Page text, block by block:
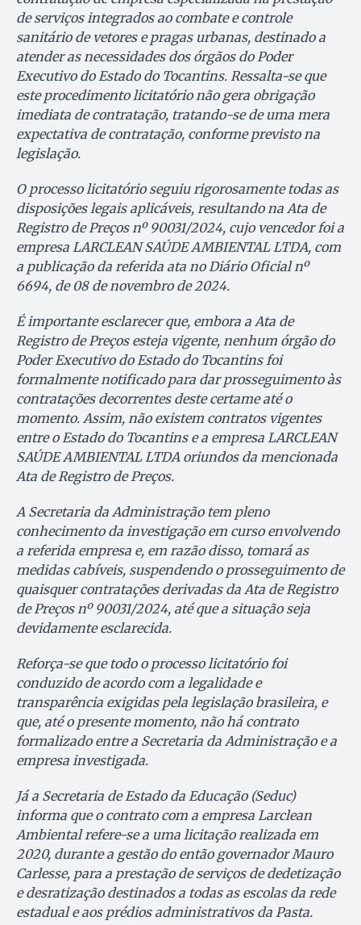
de serviços integrados ao combate e controle
sanitário de vetores e pragas urbanas, destinado a
atender as necessidades dos órgãos do Poder
Executivo do Estado do Tocantins. Ressalta-se que
este procedimento licitatório não gera obrigação
imediata de contratação, tratando-se de uma mera
expectativa de contratação, conforme previsto na
legislação.
O processo licitatório seguiu rigorosamente todas as
disposições legais aplicáveis, resultando na Ata de
Registro de Preços nº 90031/2024, cujo vencedor foi a
empresa LARCLEAN SAÚDE AMBIENTAL LTDA, com
a publicação da referida ata no Diário Oficial nº
6694, de 08 de novembro de 2024.
É importante esclarecer que, embora a Ata de
Registro de Preços esteja vigente, nenhum órgão do
Poder Executivo do Estado do Tocantins foi
formalmente notificado para dar prosseguimento às
contratações decorrentes deste certame até o
momento. Assim, não existem contratos vigentes
entre o Estado do Tocantins e a empresa LARCLEAN
SAÚDE AMBIENTAL LTDA oriundos da mencionada
Ata de Registro de Preços.
A Secretaria da Administração tem pleno
conhecimento da investigação em curso envolvendo
a referida empresa e, em razão disso, tomará as
medidas cabíveis, suspendendo o prosseguimento de
quaisquer contratações derivadas da Ata de Registro
de Preços nº 90031/2024, até que a situação seja
devidamente esclarecida.
Reforça-se que todo o processo licitatório foi
conduzido de acordo com a legalidade e
transparência exigidas pela legislação brasileira, e
que, até o presente momento, não há contrato
formalizado entre a Secretaria da Administração e a
empresa investigada.
Já a Secretaria de Estado da Educação (Seduc)
informa que o contrato com a empresa Larclean
Ambiental refere-se a uma licitação realizada em
2020, durante a gestão do então governador Mauro
Carlesse, para a prestação de serviços de dedetização
e desratização destinados a todas as escolas da rede
estadual e aos prédios administrativos da Pasta.